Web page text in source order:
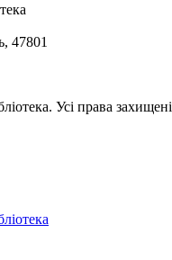
47801
Усі права захищені